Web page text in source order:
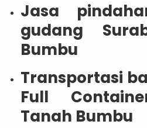
Jasa
gudang
Bumbu
Transportasi
Full
Tanah Bumbu